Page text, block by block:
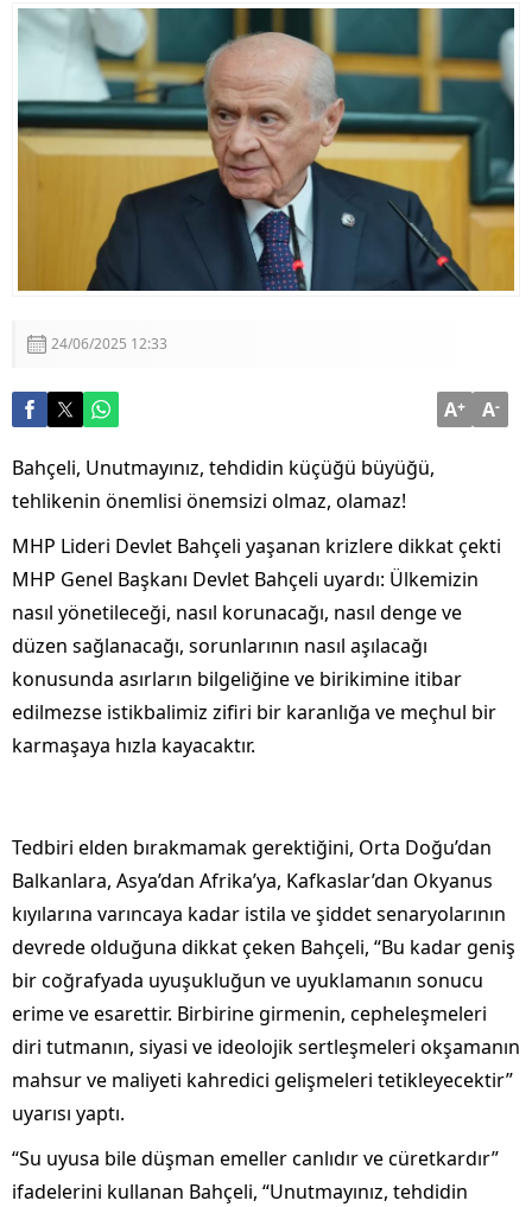
Görüşmesi
Adalet Bakanı Akın Gürlek: “Terörsüz Türkiye 86
Milyonun Ortak Hedefidir”
24/06/2025 12:33
A+ A-
Bahçeli, Unutmayınız, tehdidin küçüğü büyüğü,
tehlikenin önemlisi önemsizi olmaz, olamaz!
MHP Lideri Devlet Bahçeli yaşanan krizlere dikkat çekti
MHP Genel Başkanı Devlet Bahçeli uyardı: Ülkemizin
nasıl yönetileceği, nasıl korunacağı, nasıl denge ve
düzen sağlanacağı, sorunlarının nasıl aşılacağı
konusunda asırların bilgeliğine ve birikimine itibar
edilmezse istikbalimiz zifiri bir karanlığa ve meçhul bir
karmaşaya hızla kayacaktır.
Tedbiri elden bırakmamak gerektiğini, Orta Doğu’dan
Balkanlara, Asya’dan Afrika’ya, Kafkaslar’dan Okyanus
kıyılarına varıncaya kadar istila ve şiddet senaryolarının
devrede olduğuna dikkat çeken Bahçeli, “Bu kadar geniş
bir coğrafyada uyuşukluğun ve uyuklamanın sonucu
erime ve esarettir. Birbirine girmenin, cepheleşmeleri
diri tutmanın, siyasi ve ideolojik sertleşmeleri okşamanın
mahsur ve maliyeti kahredici gelişmeleri tetikleyecektir”
uyarısı yaptı.
“Su uyusa bile düşman emeller canlıdır ve cüretkardır”
ifadelerini kullanan Bahçeli, “Unutmayınız, tehdidin